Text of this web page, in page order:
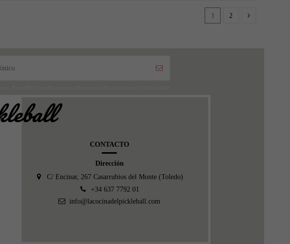
1 2
CONTACTO
Dirección
C/ Encinar, 267 Casarrubios del Monte (Toledo)
+34 637 7792 01
info@lacocinadelpickleball.com